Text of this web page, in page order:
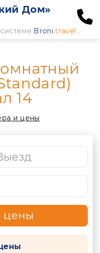
Дом»
Broni.travel
14
и цены
цены